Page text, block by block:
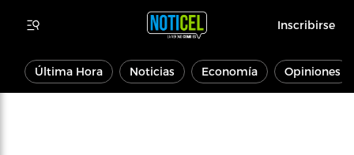
Inscribirse
Última Hora Noticias Economía Opiniones